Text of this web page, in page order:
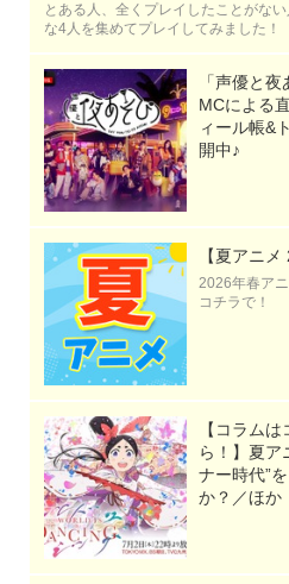
とある人、全くプレイしたことがない
な4人を集めてプレイしてみました！
「声優と夜
MCによる
ィール帳&
開中♪
【夏アニメ
2026年春ア
コチラで！
【コラム
ら！】夏ア
ナー時代”
か？／ほか